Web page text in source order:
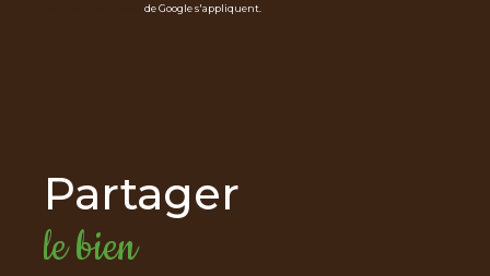
de Google s'appliquent.
partager
le bien